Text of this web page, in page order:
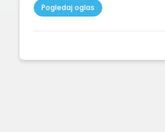
Pogledaj oglas